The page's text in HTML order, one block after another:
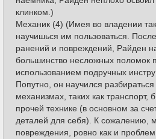
клинком.)
Механик (4) (Имея во владении
научишься им пользоваться.
ранений и повреждений, Райден
большинство несложных поломок
использованием подручных
Попутно, он научился
механизмах, таких как транспорт,
прочей технике (в основном за
деталей для себя). К сожалению,
повреждения, ровно как и